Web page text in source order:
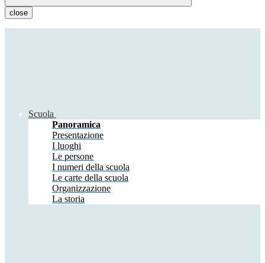
close
Scuola
Panoramica
Presentazione
I luoghi
Le persone
I numeri della scuola
Le carte della scuola
Organizzazione
La storia